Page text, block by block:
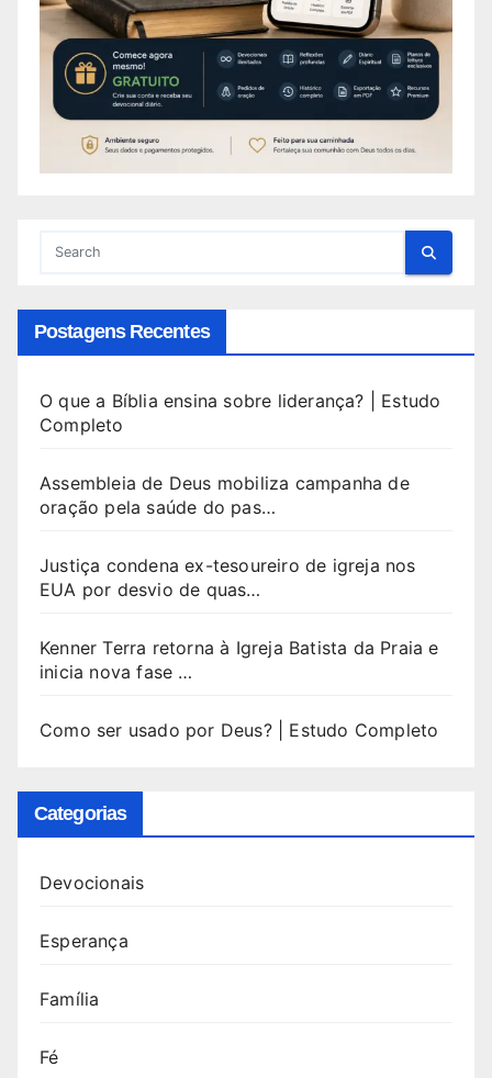
Postagens Recentes
O que a Bíblia ensina sobre liderança? | Estudo
Completo
Assembleia de Deus mobiliza campanha de
oração pela saúde do pas…
Justiça condena ex-tesoureiro de igreja nos
EUA por desvio de quas…
Kenner Terra retorna à Igreja Batista da Praia e
inicia nova fase …
Como ser usado por Deus? | Estudo Completo
Categorias
Devocionais
Esperança
Família
Fé